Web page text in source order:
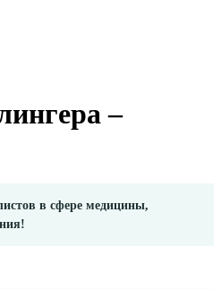
–
в сфере медицины,